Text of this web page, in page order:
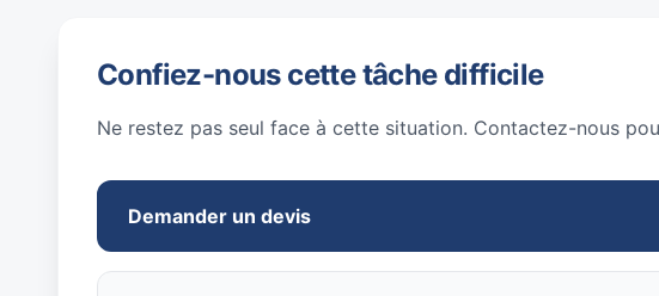
Confiez-nous cette tâche difficile
Ne restez pas seul face à cette situation. Contactez-nous
Demander un devis